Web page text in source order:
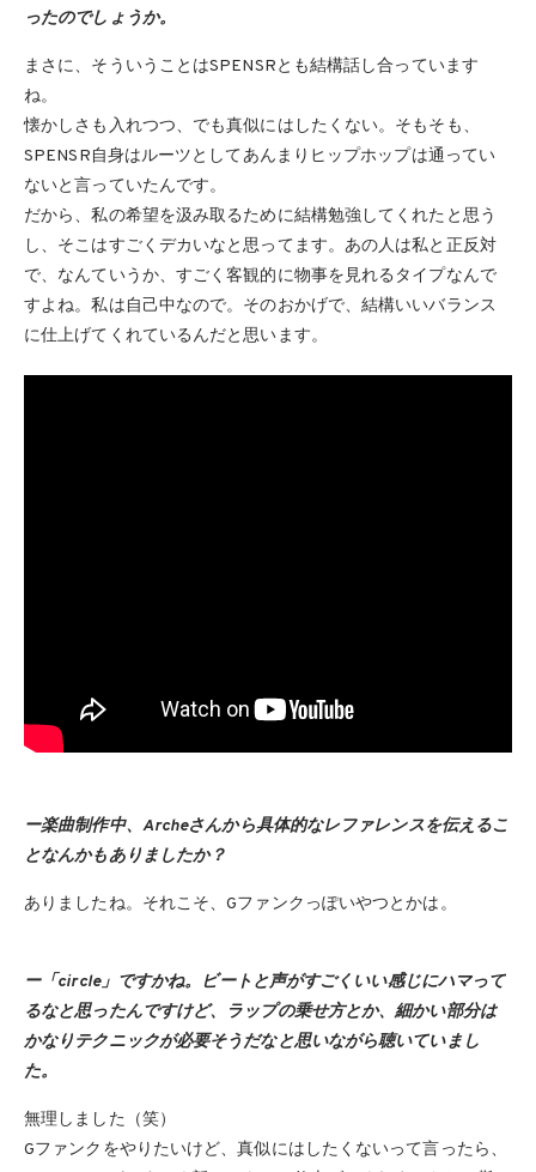
ったのでしょうか。
まさに、そういうことはSPENSRとも結構話し合っています
ね。
懐かしさも入れつつ、でも真似にはしたくない。そもそも、
SPENSR自身はルーツとしてあんまりヒップホップは通ってい
ないと言っていたんです。
だから、私の希望を汲み取るために結構勉強してくれたと思う
し、そこはすごくデカいなと思ってます。あの人は私と正反対
で、なんていうか、すごく客観的に物事を見れるタイプなんで
すよね。私は自己中なので。そのおかげで、結構いいバランス
に仕上げてくれているんだと思います。
ー楽曲制作中、Archeさんから具体的なレファレンスを伝えるこ
となんかもありましたか？
ありましたね。それこそ、Gファンクっぽいやつとかは。
ー「circle」ですかね。ビートと声がすごくいい感じにハマって
るなと思ったんですけど、ラップの乗せ方とか、細かい部分は
かなりテクニックが必要そうだなと思いながら聴いていまし
た。
無理しました（笑）
Gファンクをやりたいけど、真似にはしたくないって言ったら、